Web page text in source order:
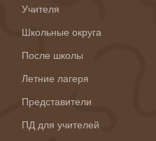
Учителя
Школьные округа
После школы
Летние лагеря
Представители
ПД для учителей